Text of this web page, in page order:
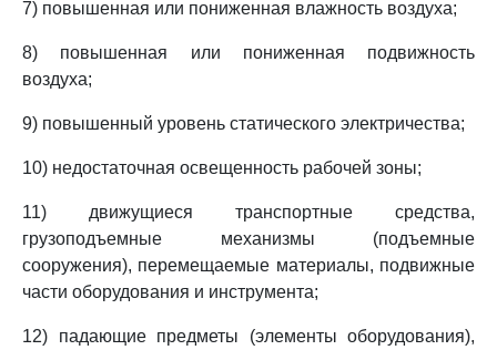
7) повышенная или пониженная влажность воздуха;
8) повышенная или пониженная подвижность
воздуха;
9) повышенный уровень статического электричества;
10) недостаточная освещенность рабочей зоны;
11) движущиеся транспортные средства,
грузоподъемные механизмы (подъемные
сооружения), перемещаемые материалы, подвижные
части оборудования и инструмента;
12) падающие предметы (элементы оборудования),